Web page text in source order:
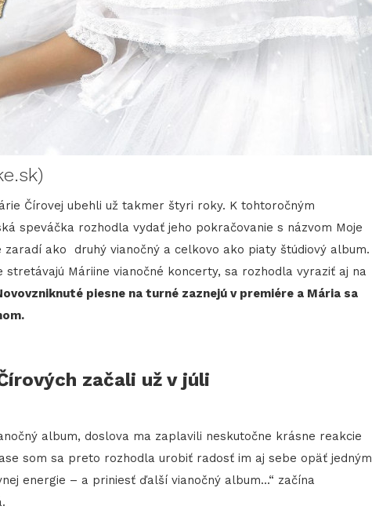
Čírovej ubehli už takmer štyri roky. K tohtoročným
speváčka rozhodla vydať jeho pokračovanie s názvom Moje
zaradí ako druhý vianočný a celkovo ako piaty štúdiový album.
Máriine vianočné koncerty, sa rozhodla vyraziť aj na
piesne na turné zaznejú v premiére a Mária sa
začali už v júli
album, doslova ma zaplavili neskutočne krásne reakcie
som sa preto rozhodla urobiť radosť im aj sebe opäť jedným
energie – a priniesť ďalší vianočný album...“ začína